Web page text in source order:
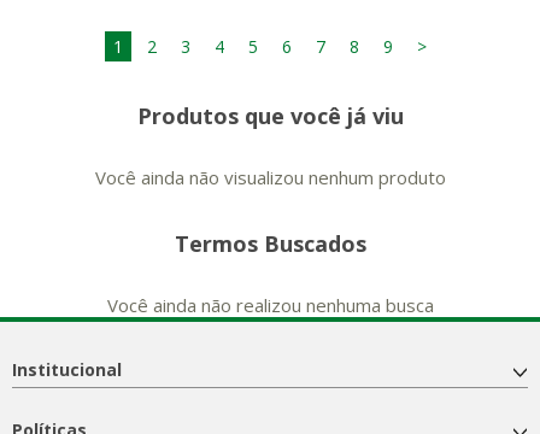
1 2 3 4 5 6 7 8 9 >
Produtos que você já viu
Você ainda não visualizou nenhum produto
Termos Buscados
Você ainda não realizou nenhuma busca
Institucional